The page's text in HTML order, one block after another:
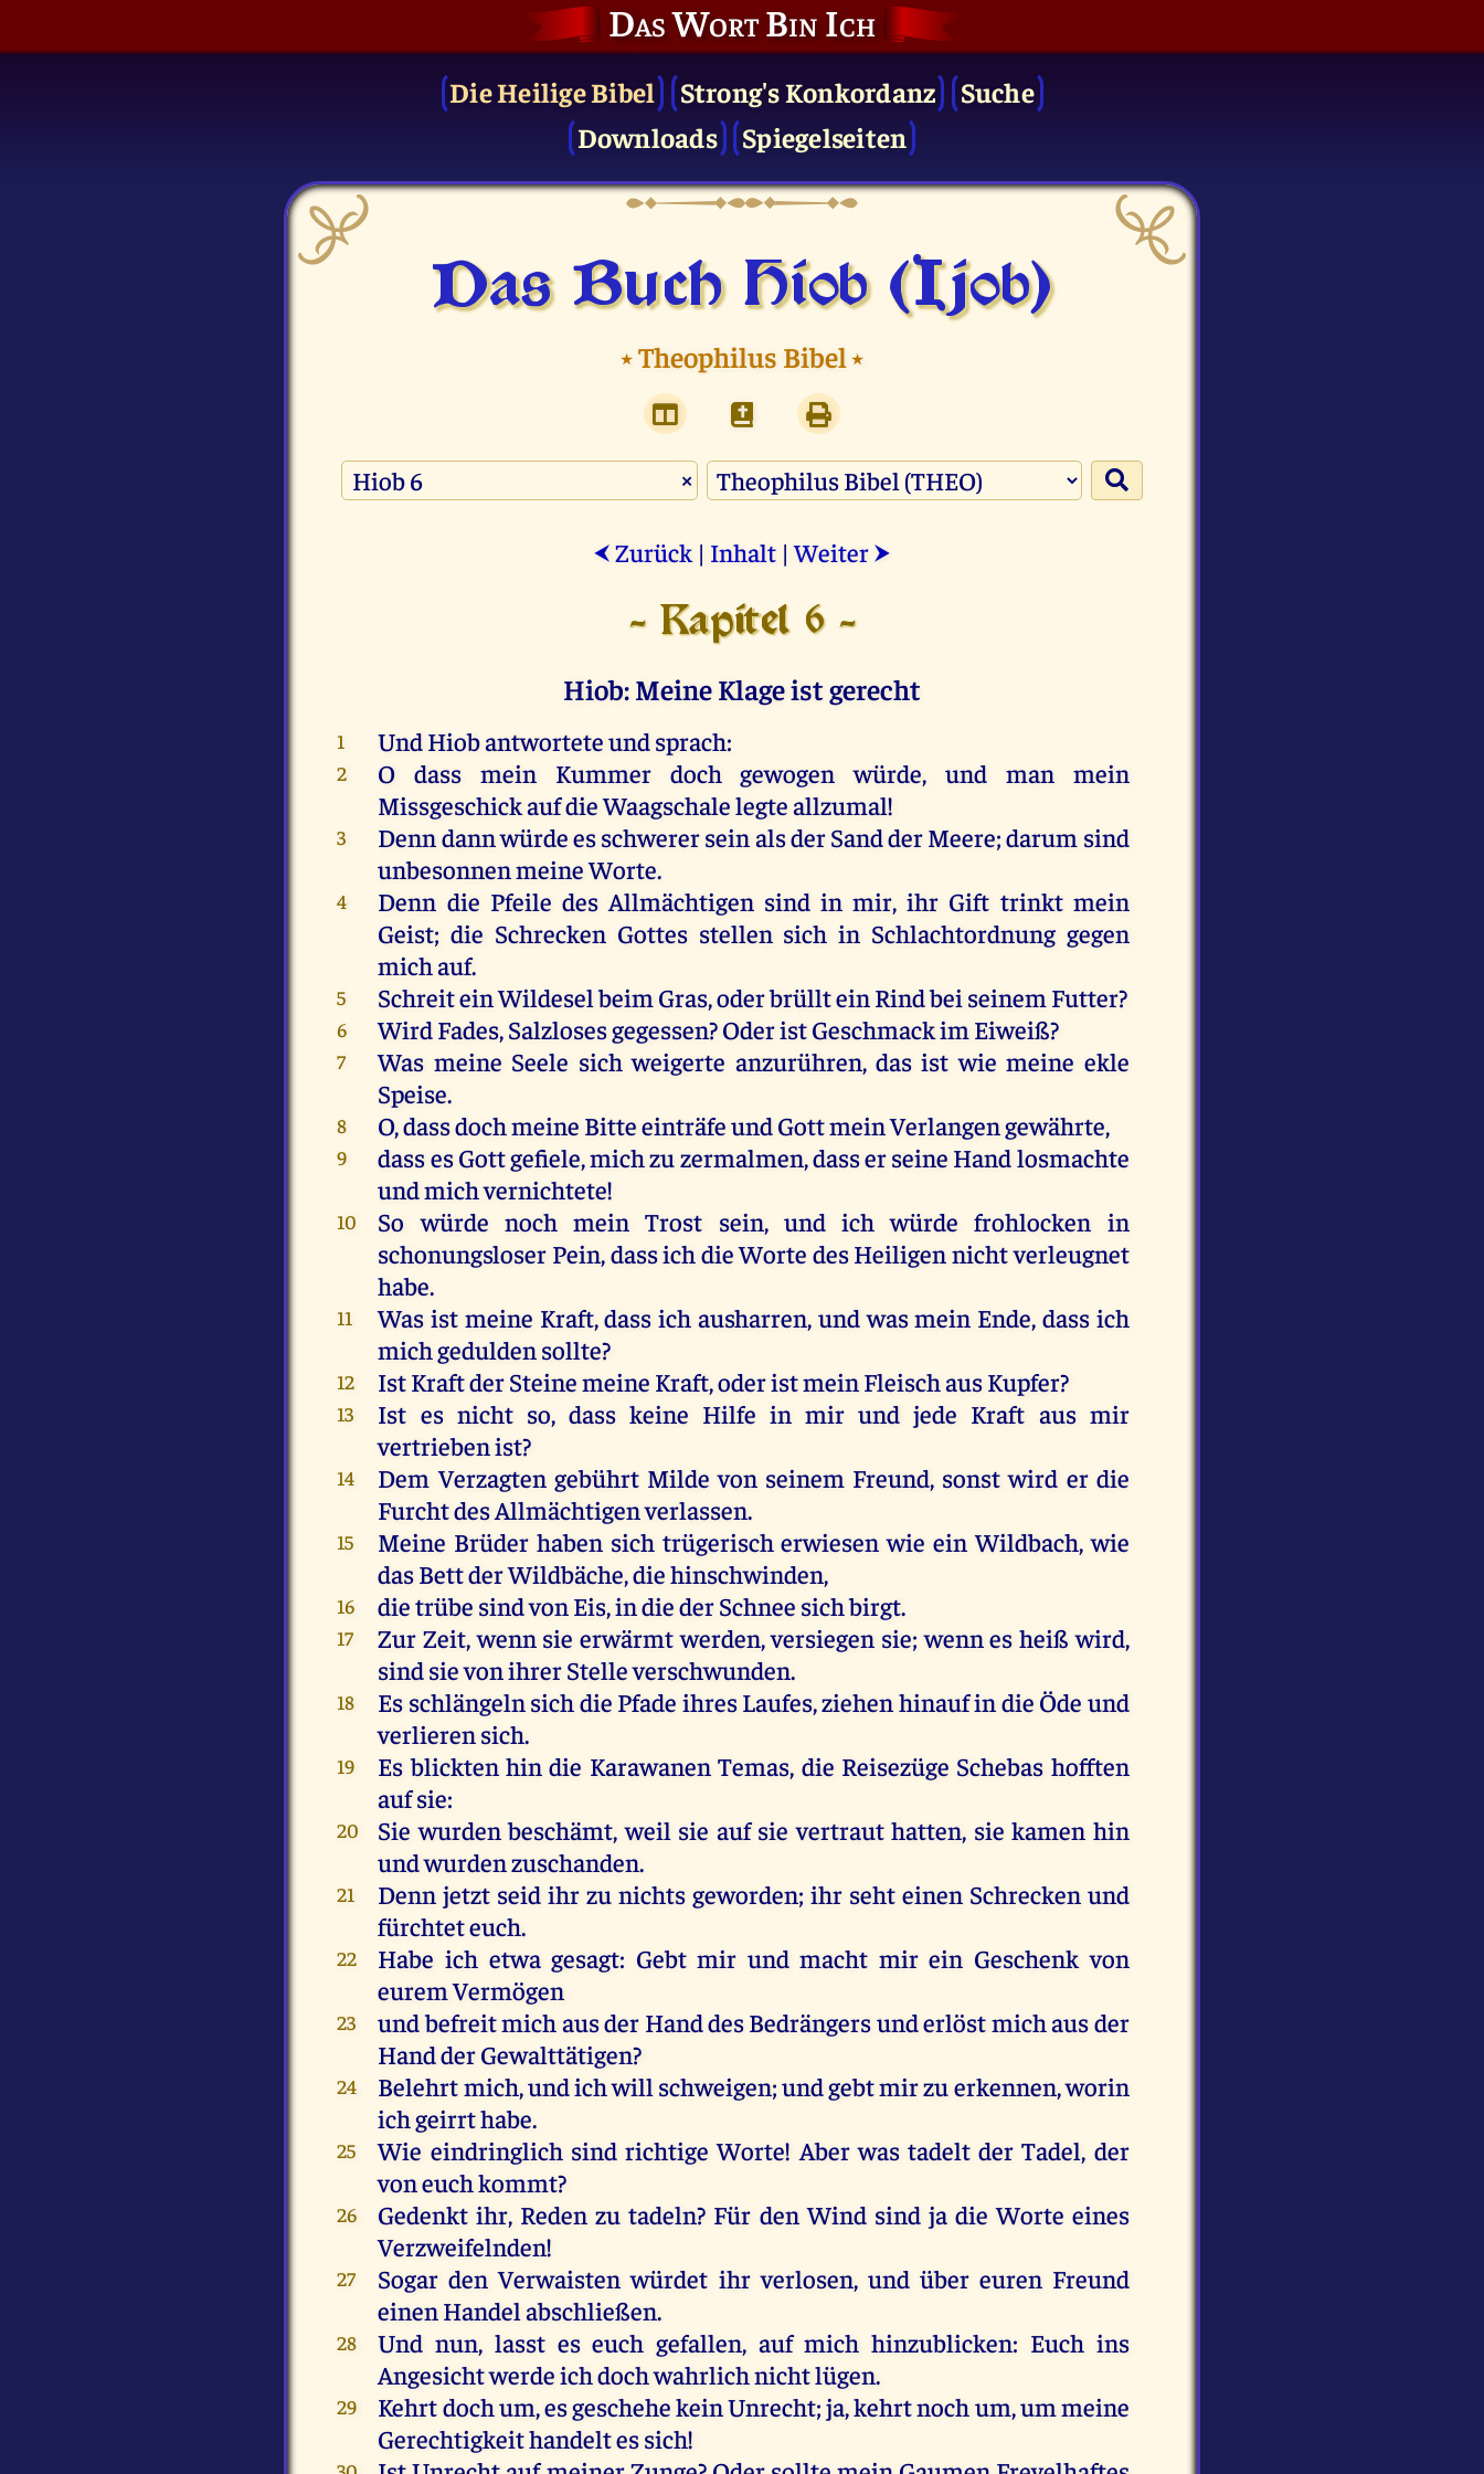
Das Wort Bin Ich
Die Heilige Bibel Strong's Konkordanz
Suche
Downloads
Spiegelseiten
Das Buch Hiob (Ijob)
⭑Theophilus Bibel⭑
×
⮜ Zurück | Inhalt |Weiter ⮞
- Kapitel 6 -
Hiob: Meine Klage ist gerecht
1 Und Hiobantworteteund sprach:
2 O dassmein Kummer doch gewogen würde,und man
mein
MissgeschickaufdieWaagschalelegteallzumal!
3 Denn dannwürdeesschwerersein alsderSandderMeere;darum sind
unbesonnenmeineWorte.
4 Denn die Pfeile des Allmächtigen sind in mir,ihr Gift trinkt mein
Geist;die Schrecken Gottes stellen sich in Schlachtordnung gegen
michauf.
5 SchreiteinWildesel beim Gras,oderbrülltein Rindbei seinem Futter?
6 Wird Fades, Salzlosesgegessen?OderistGeschmackim Eiweiß?
7 Was meine Seele sich weigerte anzurühren, das ist wie meine ekle
Speise.
8 O, dassdochmeine Bitteeinträfeund GottmeinVerlangengewährte,
9 dassesGottgefiele,michzu zermalmen, dasserseine Hand losmachte
undmichvernichtete!
10 So würde noch mein Trost sein, und ich würde frohlocken in
schonungsloser Pein, dassich dieWorte desHeiligen nichtverleugnet
habe.
11 Was ist meine Kraft, dassich ausharren, und wasmein Ende, dass ich
michgedulden sollte?
12 IstKraftderSteinemeine Kraft,oderistmein FleischausKupfer?
13 Ist es nicht so, dass keine Hilfe in mir und jede Kraft aus mir
vertriebenist?
14 Dem Verzagten gebührtMildevon seinem Freund, sonst wird er die
FurchtdesAllmächtigenverlassen.
15 Meine Brüder haben sich trügerisch erwiesenwie ein Wildbach,wie
dasBettderWildbäche,diehinschwinden,
16 dietrübe sindvon Eis,indiederSchnee sichbirgt.
17 Zur Zeit,wenn sie erwärmtwerden,versiegen sie;wenn es heiß wird,
sind sievonihrerStelleverschwunden.
18 Es schlängeln sich die Pfade ihresLaufes,ziehen hinaufin die Öde und
verlieren sich.
19 Es blicktenhin die Karawanen Temas, die Reisezüge Schebas hofften
aufsie:
20 Sie wurden beschämt,weil sie auf sie vertraut hatten, sie kamen hin
undwurdenzuschanden.
21 Denn jetzt seid ihr zu nichts geworden; ihr seht einen Schrecken und
fürchteteuch.
22 Habe ich etwa gesagt: Gebt mir und macht mir ein Geschenk von
eurem Vermögen
23 undbefreitmich ausder HanddesBedrängersunderlöstmichausder
HandderGewalttätigen?
24 Belehrtmich,undichwill schweigen;undgebtmirzu erkennen,worin
ichgeirrthabe.
25 Wie eindringlich sind richtige Worte! Aber was tadelt der Tadel, der
voneuchkommt?
26 Gedenkt ihr, Reden zu tadeln? Für den Wind sind ja die Worte eines
Verzweifelnden!
27 Sogarden Verwaisten würdet ihrverlosen, und über euren Freund
einen Handel abschließen.
28 Und nun, lasst es euch gefallen, auf mich hinzublicken: Euch ins
Angesichtwerdeichdochwahrlichnichtlügen.
29 Kehrtdochum,esgeschehekeinUnrecht;ja,kehrtnoch um,um meine
Gerechtigkeithandeltessich!